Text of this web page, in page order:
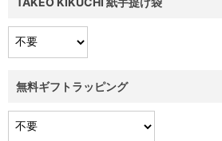
無料ギフトラッピング